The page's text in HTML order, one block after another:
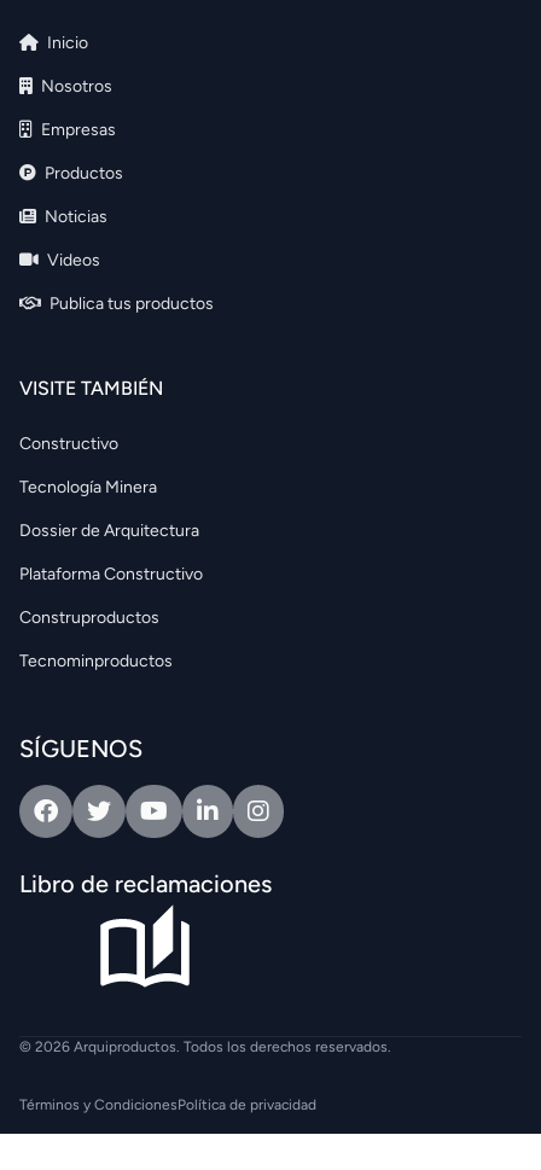
Inicio
Nosotros
Empresas
Productos
Noticias
Videos
Publica tus productos
VISITE TAMBIÉN
Constructivo
Tecnología Minera
Dossier de Arquitectura
Plataforma Constructivo
Construproductos
Tecnominproductos
SÍGUENOS
FacebookTwitterYoutubeLinkedinIntagram
Libro de reclamaciones
© 2026 Arquiproductos. Todos los derechos reservados.
Términos y CondicionesPolítica de privacidad